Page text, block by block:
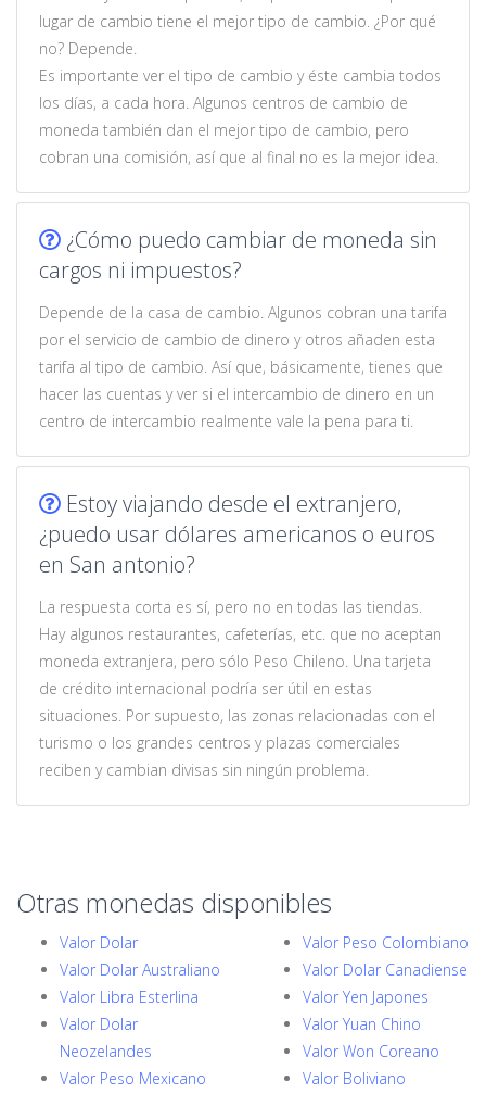
lugar de cambio tiene el mejor tipo de cambio. ¿Por qué
no? Depende.
Es importante ver el tipo de cambio y éste cambia todos
los días, a cada hora. Algunos centros de cambio de
moneda también dan el mejor tipo de cambio, pero
cobran una comisión, así que al final no es la mejor idea.
¿Cómo puedo cambiar de moneda sin
cargos ni impuestos?
Depende de la casa de cambio. Algunos cobran una tarifa
por el servicio de cambio de dinero y otros añaden esta
tarifa al tipo de cambio. Así que, básicamente, tienes que
hacer las cuentas y ver si el intercambio de dinero en un
centro de intercambio realmente vale la pena para ti.
Estoy viajando desde el extranjero,
¿puedo usar dólares americanos o euros
en San antonio?
La respuesta corta es sí, pero no en todas las tiendas.
Hay algunos restaurantes, cafeterías, etc. que no aceptan
moneda extranjera, pero sólo Peso Chileno. Una tarjeta
de crédito internacional podría ser útil en estas
situaciones. Por supuesto, las zonas relacionadas con el
turismo o los grandes centros y plazas comerciales
reciben y cambian divisas sin ningún problema.
Otras monedas disponibles
Valor Dolar
Valor Dolar Australiano
Valor Libra Esterlina
Valor Dolar
Neozelandes
Valor Peso Mexicano
Valor Peso Colombiano
Valor Dolar Canadiense
Valor Yen Japones
Valor Yuan Chino
Valor Won Coreano
Valor Boliviano